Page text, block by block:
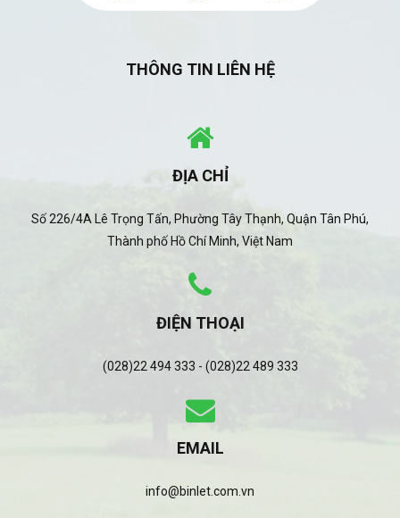
THÔNG TIN LIÊN HỆ
ĐỊA CHỈ
Số 226/4A Lê Trọng Tấn, Phường Tây Thạnh, Quận Tân Phú,
Thành phố Hồ Chí Minh, Việt Nam
ĐIỆN THOẠI
(028)22 494 333 - (028)22 489 333
EMAIL
info@binlet.com.vn